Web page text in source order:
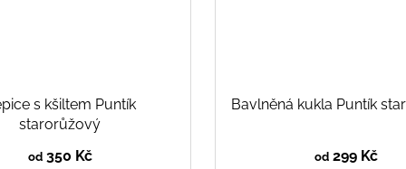
s kšiltem Puntík
starorůžový
od350 Kč
Bavlněná kukla Puntík
od 299 Kč